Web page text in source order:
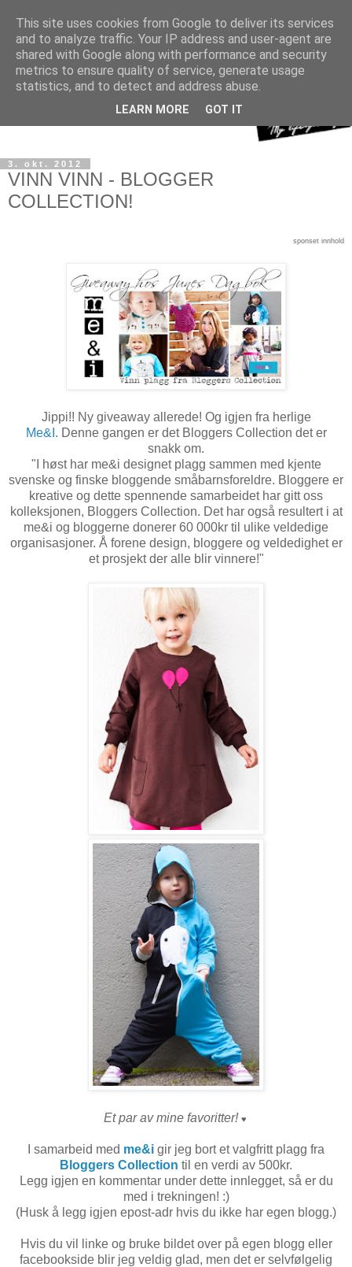
3. okt. 2012
VINN VINN - BLOGGER
COLLECTION!
sponset innhold
Jippi!! Ny giveaway allerede! Og igjen fra herlige
Me&I. Denne gangen er det Bloggers Collection det er
snakk om.
"I høst har me&i designet plagg sammen med kjente
svenske og finske bloggende småbarnsforeldre. Bloggere er
kreative og dette spennende samarbeidet har gitt oss
kolleksjonen, Bloggers Collection. Det har også resultert i at
me&i og bloggerne donerer 60 000kr til ulike veldedige
organisasjoner. Å forene design, bloggere og veldedighet er
et prosjekt der alle blir vinnere!"
Et par av mine favoritter! ♥
I samarbeid med me&i gir jeg bort et valgfritt plagg fra
Bloggers Collection til en verdi av 500kr.
Legg igjen en kommentar under dette innlegget, så er du
med i trekningen! :)
(Husk å legg igjen epost-adr hvis du ikke har egen blogg.)
Hvis du vil linke og bruke bildet over på egen blogg eller
facebookside blir jeg veldig glad, men det er selvfølgelig
This site uses cookies from Google to deliver its services
and to analyze traffic. Your IP address and user-agent are
shared with Google along with performance and security
metrics to ensure quality of service, generate usage
statistics, and to detect and address abuse.
LEARN MORE GOT IT